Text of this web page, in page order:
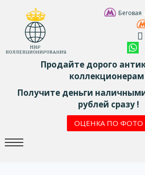
Беговая
Продайте дорого
коллекционерам
Получите деньги
рублей сразу !
ОЦЕНКА ПО ФОТО